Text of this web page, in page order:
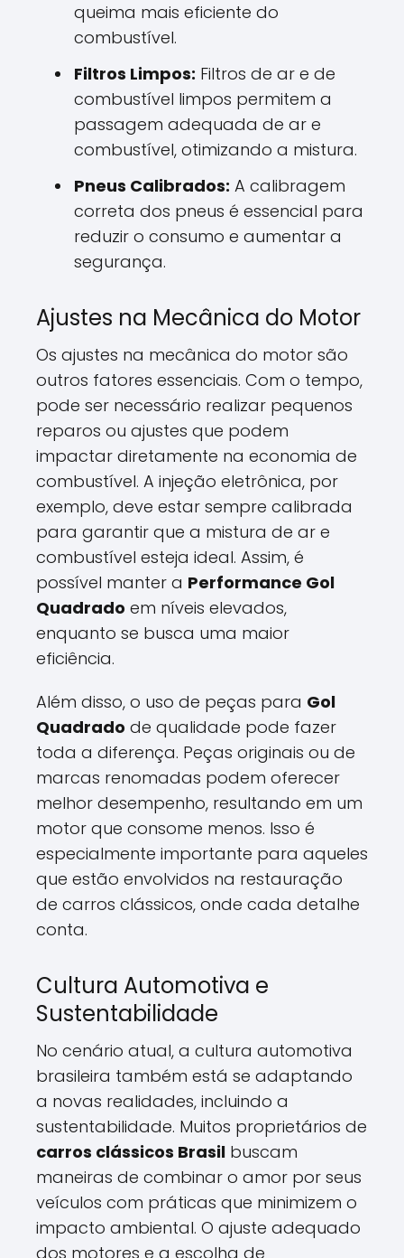
queima mais eficiente do
combustível.
Filtros Limpos: Filtros de ar e de
combustível limpos permitem a
passagem adequada de ar e
combustível, otimizando a mistura.
Pneus Calibrados: A calibragem
correta dos pneus é essencial para
reduzir o consumo e aumentar a
segurança.
Ajustes na Mecânica do Motor
Os ajustes na mecânica do motor são
outros fatores essenciais. Com o tempo,
pode ser necessário realizar pequenos
reparos ou ajustes que podem
impactar diretamente na economia de
combustível. A injeção eletrônica, por
exemplo, deve estar sempre calibrada
para garantir que a mistura de ar e
combustível esteja ideal. Assim, é
possível manter a Performance Gol
Quadrado em níveis elevados,
enquanto se busca uma maior
eficiência.
Além disso, o uso de peças para Gol
Quadrado de qualidade pode fazer
toda a diferença. Peças originais ou de
marcas renomadas podem oferecer
melhor desempenho, resultando em um
motor que consome menos. Isso é
especialmente importante para aqueles
que estão envolvidos na restauração
de carros clássicos, onde cada detalhe
conta.
Cultura Automotiva e
Sustentabilidade
No cenário atual, a cultura automotiva
brasileira também está se adaptando
a novas realidades, incluindo a
sustentabilidade. Muitos proprietários de
carros clássicos Brasil buscam
maneiras de combinar o amor por seus
veículos com práticas que minimizem o
impacto ambiental. O ajuste adequado
dos motores e a escolha de